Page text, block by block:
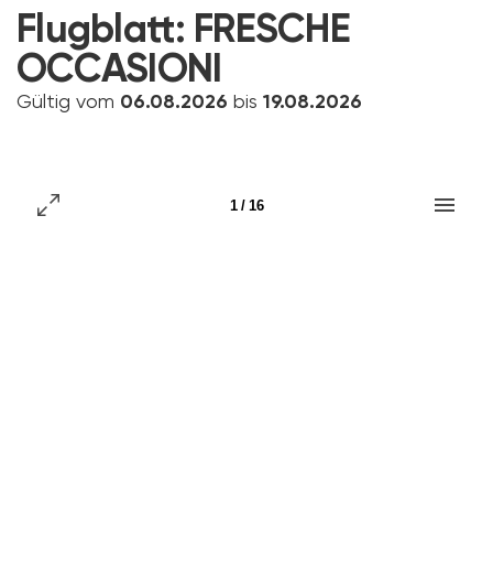
Flugblatt: FRESCHE
OCCASIONI
Gültig vom 06.08.2026 bis 19.08.2026